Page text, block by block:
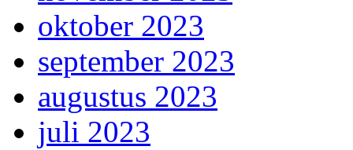
oktober 2023
september 2023
augustus 2023
juli 2023